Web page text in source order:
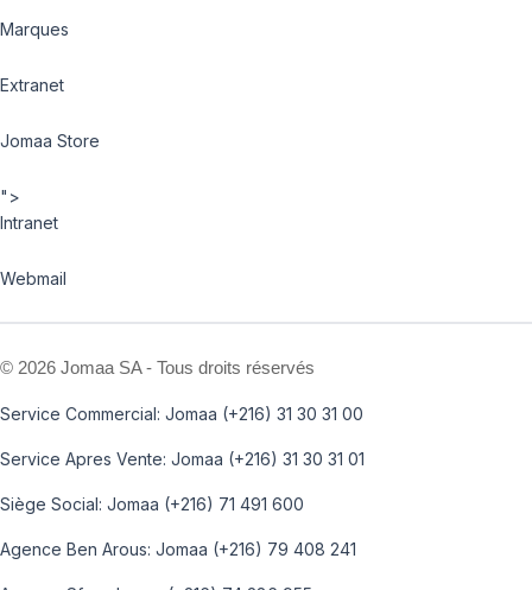
Marques
Extranet
Jomaa Store
">
Intranet
Webmail
© 2026 Jomaa SA - Tous droits réservés
Service Commercial: Jomaa (+216) 31 30 31 00
Service Apres Vente: Jomaa (+216) 31 30 31 01
Siège Social: Jomaa (+216) 71 491 600
Agence Ben Arous: Jomaa (+216) 79 408 241